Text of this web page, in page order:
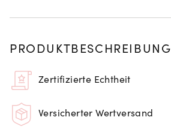
PRODUKTBESCHREIBUNG
Zertifizierte Echtheit
Versicherter Wertversand